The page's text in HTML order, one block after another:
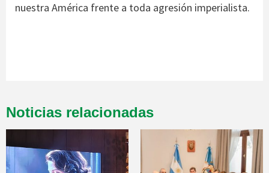
nuestra América frente a toda agresión imperialista.
Noticias relacionadas